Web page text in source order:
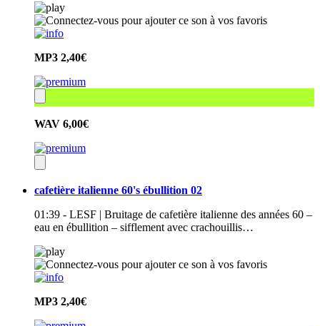
MP3 2,40€
WAV 6,00€
cafetière italienne 60's ébullition 02
01:39 - LESF | Bruitage de cafetière italienne des années 60 –
eau en ébullition – sifflement avec crachouillis…
MP3 2,40€